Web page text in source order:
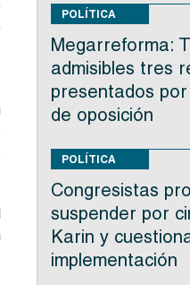
POLÍTICA
Megarreforma:
admisibles tres
presentados
de oposición
POLÍTICA
Congresistas
suspender por
Karin y
implementación